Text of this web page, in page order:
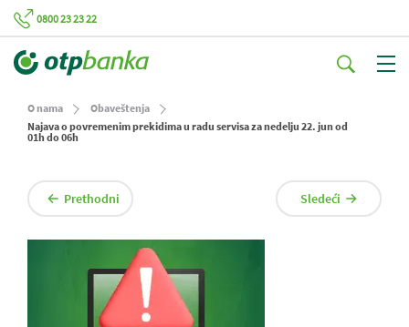
0800 23 23 22
O nama
Obaveštenja
Najava o povremenim prekidima u radu servisa za nedelju 22. jun od
01h do 06h
Prethodni Sledeći